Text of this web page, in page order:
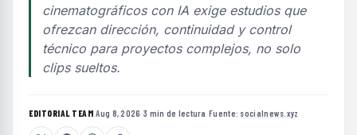
cinematográficos con IA exige estudios que
ofrezcan dirección, continuidad y control
técnico para proyectos complejos, no solo
clips sueltos.
EDITORIAL TEAM·Aug 8, 2026 ·3 min de lectura ·Fuente: socialnews.xyz